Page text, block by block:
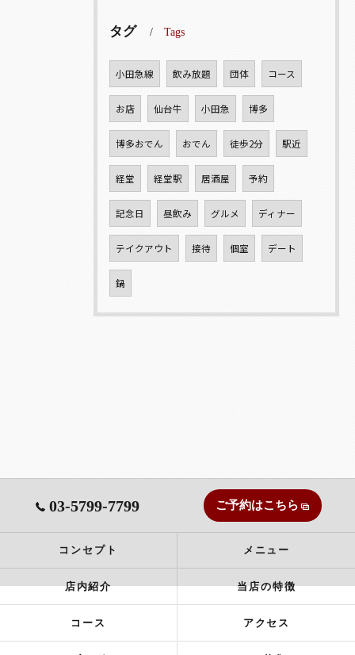
タグ Tags
小田急線 飲み放題 団体 コース
お店 仙台牛 小田急 博多
博多おでん おでん 徒歩2分 駅近
経堂 経堂駅 居酒屋 予約
記念日 昼飲み グルメ ディナー
テイクアウト 接待 個室 デート
鍋
03-5799-7799 ご予約はこちら
コンセプト メニュー
店内紹介 当店の特徴
コース アクセス